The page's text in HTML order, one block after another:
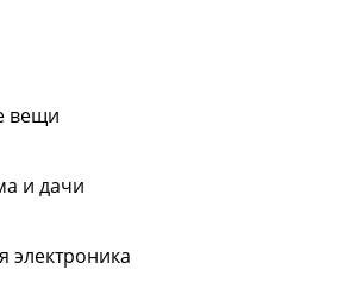
вещи
и дачи
электроника